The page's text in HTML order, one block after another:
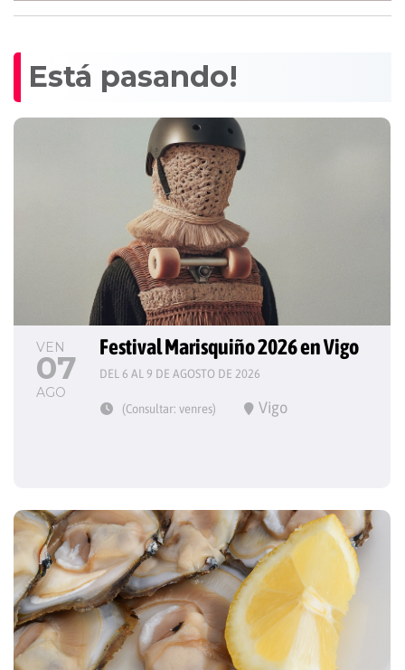
Está pasando!
VEN
07
AGO
Festival Marisquiño 2026 en Vigo
DEL 6 AL 9 DE AGOSTO DE 2026
(Consultar: venres) Vigo